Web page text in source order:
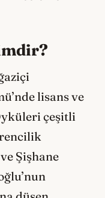
lisans ve
çeşitli
Şişhane